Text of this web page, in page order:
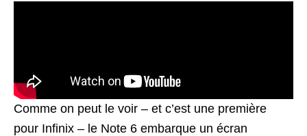
Comme on peut le voir – et c’est une première
pour Infinix – le Note 6 embarque un écran